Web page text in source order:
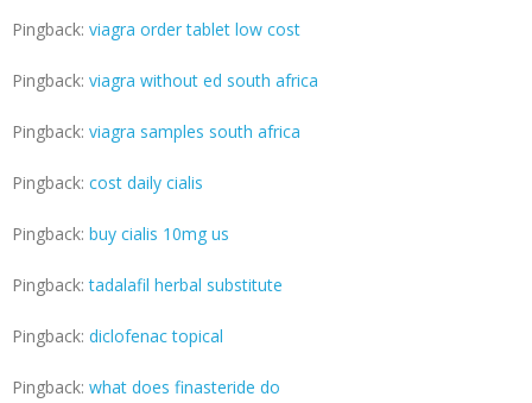
Pingback: viagra order tablet low cost
Pingback: viagra without ed south africa
Pingback: viagra samples south africa
Pingback: cost daily cialis
Pingback: buy cialis 10mg us
Pingback:tadalafil herbal substitute
Pingback: diclofenac topical
Pingback: what does finasteride do